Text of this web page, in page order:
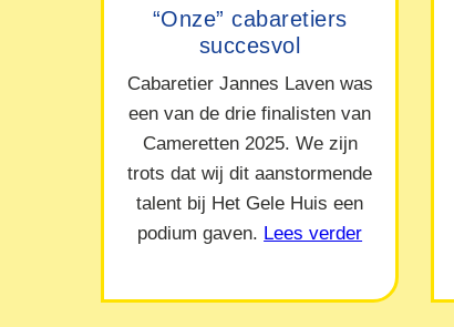
“Onze” cabaretiers
succesvol
Cabaretier Jannes Laven was
een van de drie finalisten van
Cameretten 2025. We zijn
trots dat wij dit aanstormende
talent bij Het Gele Huis een
podium gaven. Lees verder